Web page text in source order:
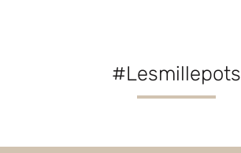
#Lesmillepots